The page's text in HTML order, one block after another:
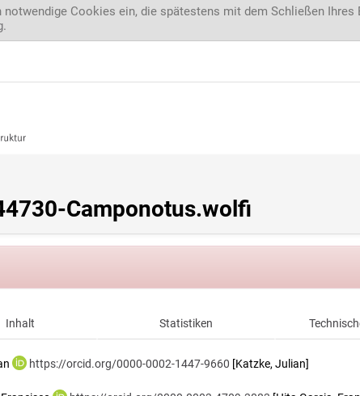
Cookies ein, die spätestens mit dem Schließen
.
Camponotus.wolfi
Inhalt Statistiken
https://orcid.org/0000-0002-1447-9660 [Katzke, Julian]